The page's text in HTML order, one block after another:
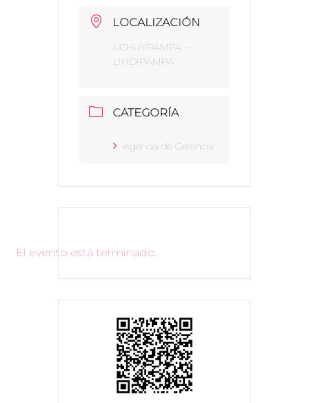
LOCALIZACIÓN
UCHUYPAMPA –
LINDIPAMPA
CATEGORÍA
Agenda de Gerencia
El evento está terminado.